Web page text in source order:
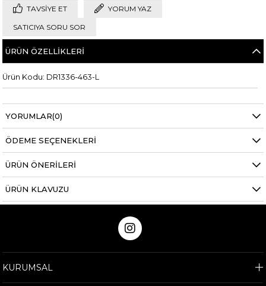
TAVSIYE ET YORUM YAZ
SATICIYA SORU SOR
ÜRÜN ÖZELLIKLERI
Ürün Kodu: DR1336-463-L
YORUMLAR(0)
ÖDEME SEÇENEKLERI
ÜRÜN ÖNERILERI
ÜRÜN KLAVUZU
KURUMSAL